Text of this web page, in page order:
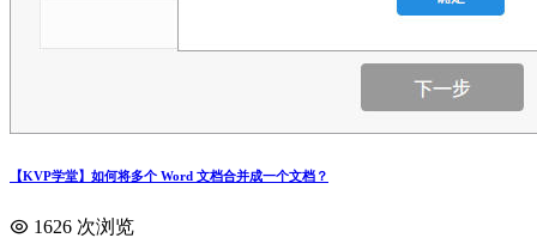
【KVP学堂】如何将多个 Word 文档合并成一个文档？
1626 次浏览